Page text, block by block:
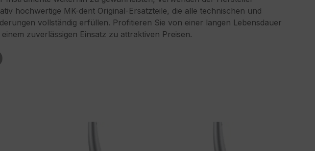
hochwertige MK-dent Original-Ersatzteile, die alle technischen und
vollständig erfüllen. Profitieren Sie von einer langen Lebensdauer
zuverlässigen Einsatz zu attraktiven Preisen.